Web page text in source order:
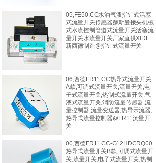
05,FE50.CC水油气液指针式活塞
式流量开关传感器赫斯曼接头机械
式水流控制管道式流量开关活塞流
量开关水流量开关厂家直供XIDE
新西德制造@指针式流量开关
06,西德FR11.CC热导式流量开关
A款,可调式流量开关,流量开关,电
子式流量开关,热制式流量开关,气
液式流量开关,消防流量传感器,流
量控制器,流量变送器,热导示流器,
热导式流量控制器@FR11流量开
关
06,西德FR11.CC-G12HDCRQ60
热导式流量开关B款,可调式流量开
关,流量开关,电子式流量开关,热制